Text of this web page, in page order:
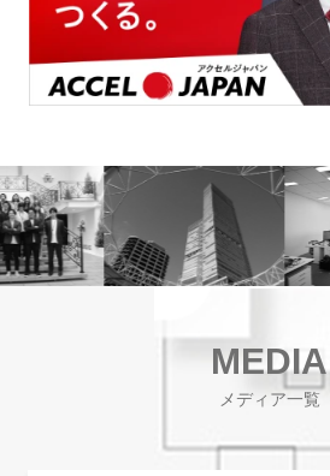
MEDIA
メディア一覧